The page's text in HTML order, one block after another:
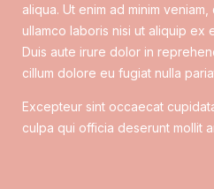
aliqua. Ut enim ad minim
ullamco laboris nisi ut aliquip ex
Duis aute irure dolor in
cillum dolore eu fugiat nulla
Excepteur sint occaecat
culpa qui officia deserunt mollit